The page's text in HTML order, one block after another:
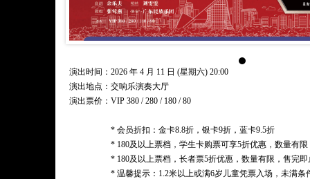
演出时间：2026 年 4 月 11 日 (星期六) 20:00
演出地点：交响乐演奏大厅
演出票价： VIP 380 / 280 / 180 / 80
* 会员折扣：金卡8.8折，银卡9折，蓝卡9.5折
* 180及以上票档，学生卡购票可享5折优惠，数量有
* 180及以上票档，长者票5折优惠，数量有限，售完即
* 温馨提示：1.2米以上或满6岁儿童凭票入场，未满条